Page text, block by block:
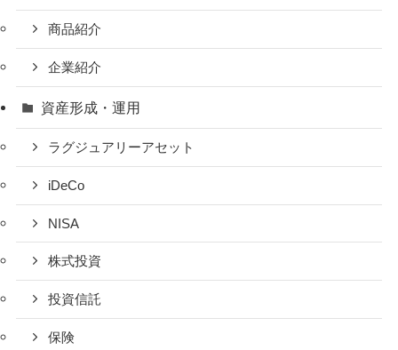
商品紹介
企業紹介
資産形成・運用
ラグジュアリーアセット
iDeCo
NISA
株式投資
投資信託
保険